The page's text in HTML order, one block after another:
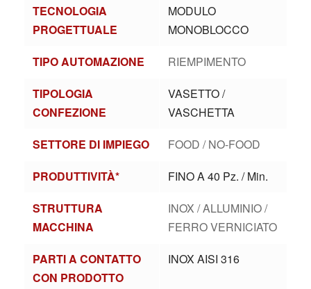
TECNOLOGIA
PROGETTUALE
MODULO
MONOBLOCCO
TIPO AUTOMAZIONE
RIEMPIMENTO
TIPOLOGIA
CONFEZIONE
VASETTO /
VASCHETTA
SETTORE DI IMPIEGO
FOOD / NO-FOOD
PRODUTTIVITÀ*
FINO A 40 Pz. / Min.
STRUTTURA
MACCHINA
INOX / ALLUMINIO /
FERRO VERNICIATO
PARTI A CONTATTO
CON PRODOTTO
INOX AISI 316